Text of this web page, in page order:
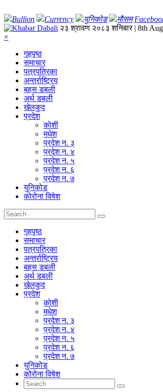
Bullion Currency युनिकोड मौसम
२३ श्रावण २०८३ शनिबार | 8th
×
गृहपृष्‍ठ
समाचार
पत्रपत्रिका
अन्तर्राष्ट्रिय
बहस डबली
अर्थ डबली
खेलकुद
प्रदेश
कोशी
मधेश
प्रदेश न. ३
प्रदेश न. ४
प्रदेश न. ५
प्रदेश न. ६
प्रदेश न. ७
युनिकोड
कोरोना विषेश
गृहपृष्‍ठ
समाचार
पत्रपत्रिका
अन्तर्राष्ट्रिय
बहस डबली
अर्थ डबली
खेलकुद
प्रदेश
कोशी
मधेश
प्रदेश न. ३
प्रदेश न. ४
प्रदेश न. ५
प्रदेश न. ६
प्रदेश न. ७
युनिकोड
कोरोना विषेश